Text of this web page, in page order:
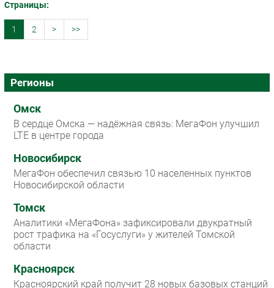
Страницы:
1 2 > >>
Регионы
Омск
В сердце Омска — надёжная связь: МегаФон улучшил
LTE в центре города
Новосибирск
МегаФон обеспечил связью 10 населенных пунктов
Новосибирской области
Томск
Аналитики «МегаФона» зафиксировали двукратный
рост трафика на «Госуслуги» у жителей Томской
области
Красноярск
Красноярский край получит 28 новых базовых станций